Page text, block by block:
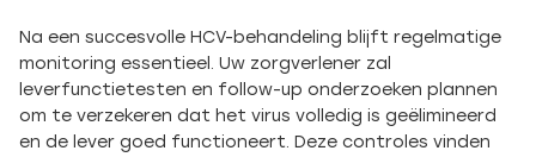
Na een succesvolle HCV-behandeling blijft regelmatige
monitoring essentieel. Uw zorgverlener zal
leverfunctietesten en follow-up onderzoeken plannen
om te verzekeren dat het virus volledig is geëlimineerd
en de lever goed functioneert. Deze controles vinden